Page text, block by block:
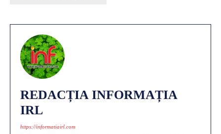
REDACȚIA INFORMAȚIA
IRL
https://informatiairl.com